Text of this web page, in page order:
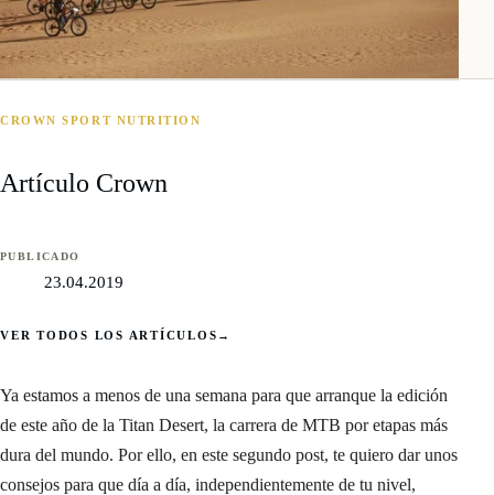
CROWN SPORT NUTRITION
Artículo Crown
PUBLICADO
23.04.2019
VER TODOS LOS ARTÍCULOS →
Ya estamos a menos de una semana para que arranque la edición
de este año de la Titan Desert, la carrera de MTB por etapas más
dura del mundo. Por ello, en este segundo post, te quiero dar unos
consejos para que día a día, independientemente de tu nivel,